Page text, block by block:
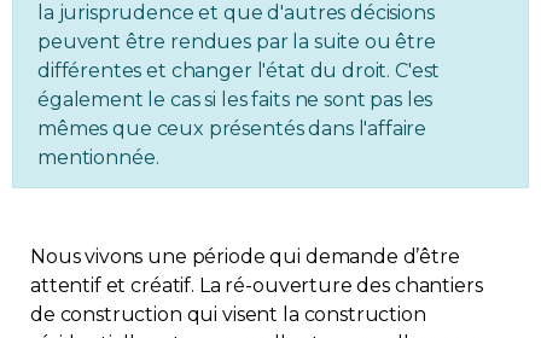
Copropriété
Environnement
Rabais APQ
Médias
la jurisprudence et que d'autres décisions
peuvent être rendues par la suite ou être
différentes et changer l'état du droit. C'est
également le cas si les faits ne sont pas les
mêmes que ceux présentés dans l'affaire
mentionnée.
Nous vivons une période qui demande d’être
attentif et créatif. La ré-ouverture des chantiers
de construction qui visent la construction